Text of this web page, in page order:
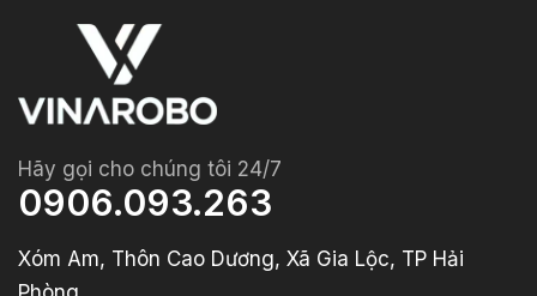
Hãy gọi cho chúng tôi 24/7
0906.093.263
Xóm Am, Thôn Cao Dương, Xã Gia Lộc, TP Hải